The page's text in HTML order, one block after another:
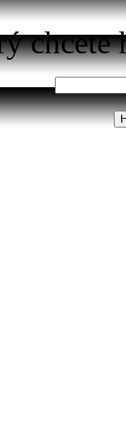
chcete